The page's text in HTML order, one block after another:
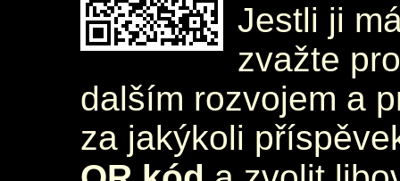
Jestli ji
zvažte
dalším rozvojem a
za jakýkoli